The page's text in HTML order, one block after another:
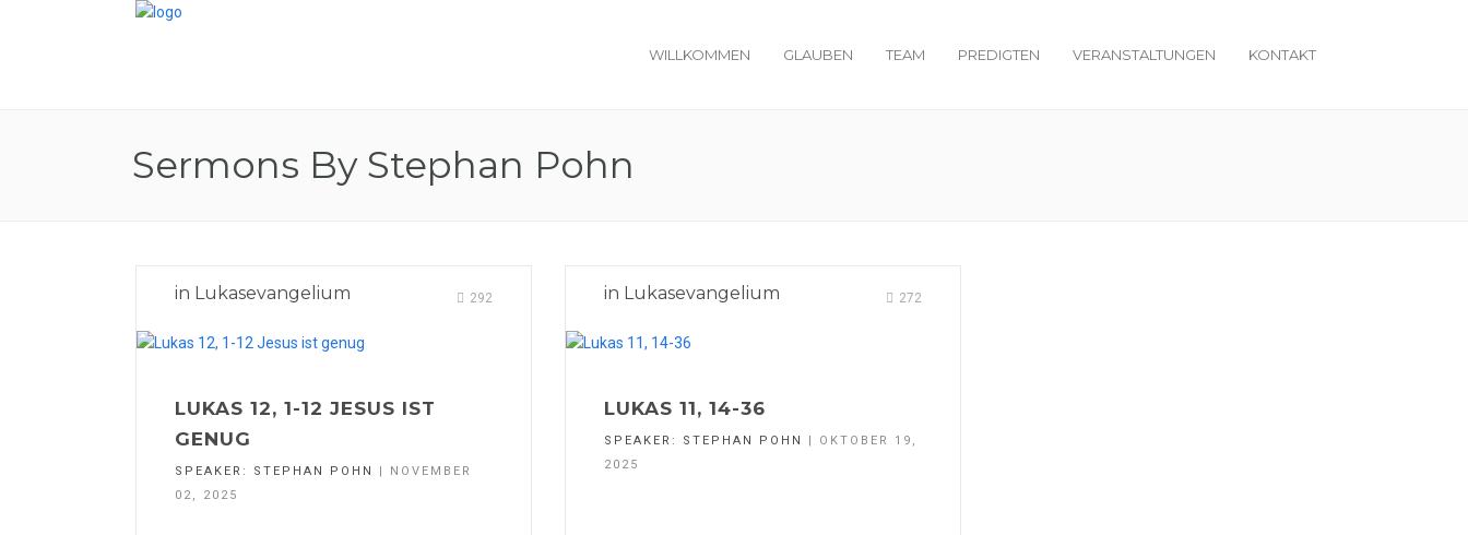
WILLKOMMEN GLAUBEN TEAM PREDIGTEN VERANSTALTUNGEN KONTAKT
Sermons By Stephan Pohn
in Lukasevangelium 292
LUKAS 12, 1-12 JESUS IST
GENUG
SPEAKER: STEPHAN POHN
| NOVEMBER
02, 2025
in Lukasevangelium 272
LUKAS 11, 14-36
SPEAKER: STEPHAN POHN
| OKTOBER 19,
2025